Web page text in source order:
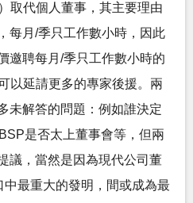
取代個人董事，其主要理由
每月/季只工作數小時，因此
邀聘每月/季只工作數小時的
以延請更多的專家後援。兩
未解答的問題：例如誰決定
是否太上董事會等，但兩
議，當然是因為現代公司董
最重大的發明，間或成為最